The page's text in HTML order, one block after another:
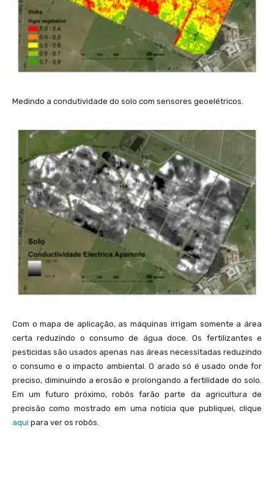
Medindo a condutividade do solo com sensores geoelétricos.
Com o mapa de aplicação, as máquinas irrigam somente a área
certa reduzindo o consumo de água doce. Os fertilizantes e
pesticidas são usados apenas nas áreas necessitadas reduzindo
o consumo e o impacto ambiental. O arado só é usado onde for
preciso, diminuindo a erosão e prolongando a fertilidade do solo.
Em um futuro próximo, robôs farão parte da agricultura de
precisão como mostrado em uma notícia que publiquei, clique
aqui para ver os robôs.